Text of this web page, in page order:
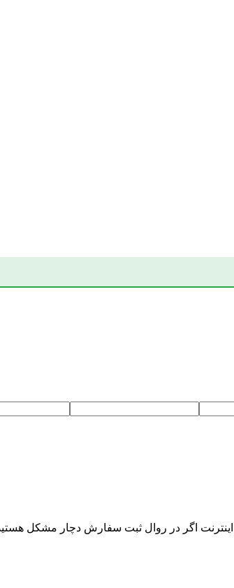
دچار مشکل هستید با شماره ۰۹۱۹۸۰۳۰۰۷۲ تماس بگیرید یا در پیام رسان بله یا